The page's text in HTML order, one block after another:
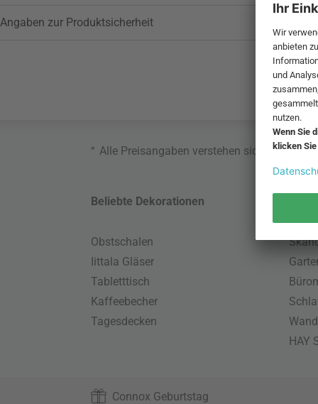
Angaben zur Produktsicherheit
* Alle Preisangaben verstehen sich inklusive
Beliebte Dekorationen
Obstschalen
Iittala Gläser
Tabletttisch
Kaffeebecher
Tagesdecken
HAY
Connox Geburtstag